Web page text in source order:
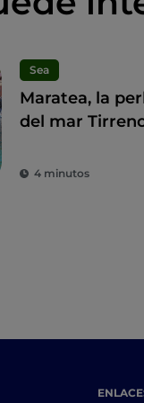
Sea
Maratea, la
del mar
del arte sacro
4 minutos